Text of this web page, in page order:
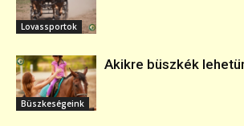
Lovassportok
Büszkeségeink
Akikre büszkék